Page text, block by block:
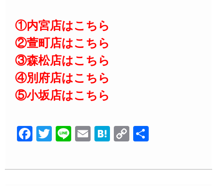
①内宮店はこちら
②萱町店はこちら
③森松店はこちら
④別府店はこちら
⑤小坂店はこちら
F
c
T
tt
Li
e
E
ail
H
e
C
p